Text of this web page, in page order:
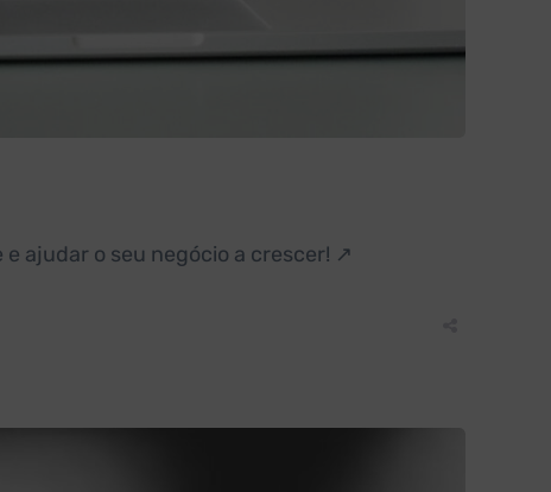
ajudar o seu negócio a crescer! ↗